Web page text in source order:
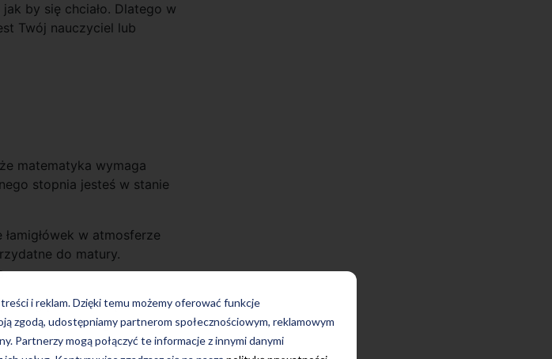
i reklam. Dzięki temu możemy oferować funkcje
zgodą, udostępniamy partnerom społecznościowym, reklamowym
Partnerzy mogą połączyć te informacje z innymi danymi
by się chciało. Dlatego w
Twój nauczyciel lub
matematyka wymaga
stopnia jesteś w stanie
w atmosferze
do matury.
Ci rozwinąć
zagadki logiczne.
nie powinno być